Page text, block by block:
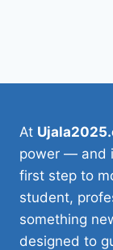
At
power — and
first step to
student,
something
designed to